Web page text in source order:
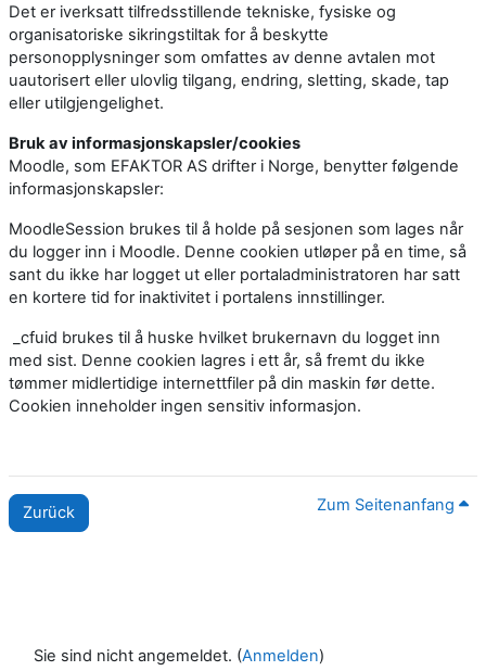
Det er iverksatt tilfredsstillende tekniske, fysiske og
organisatoriske sikringstiltak for å beskytte
personopplysninger som omfattes av denne avtalen mot
uautorisert eller ulovlig tilgang, endring, sletting, skade, tap
eller utilgjengelighet.
Bruk av informasjonskapsler/cookies
Moodle, som EFAKTOR AS drifter i Norge, benytter følgende
informasjonskapsler:
MoodleSession brukes til å holde på sesjonen som lages når
du logger inn i Moodle. Denne cookien utløper på en time, så
sant du ikke har logget ut eller portaladministratoren har satt
en kortere tid for inaktivitet i portalens innstillinger.
_cfuid brukes til å huske hvilket brukernavn du logget inn
med sist. Denne cookien lagres i ett år, så fremt du ikke
tømmer midlertidige internettfiler på din maskin før dette.
Cookien inneholder ingen sensitiv informasjon.
Zurück Zum Seitenanfang
Sie sind nicht angemeldet. (Anmelden)